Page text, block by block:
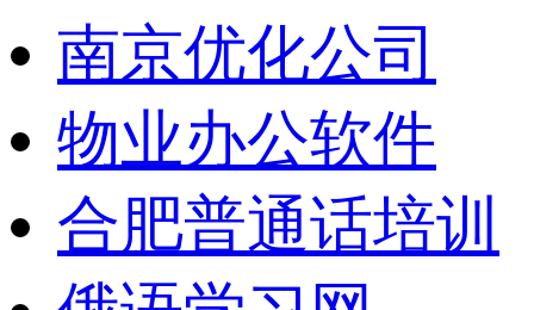
南京优化公司
物业办公软件
合肥普通话培训